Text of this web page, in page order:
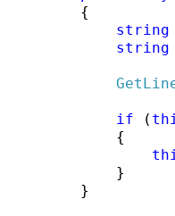
{
string
string
if (
{
}
}